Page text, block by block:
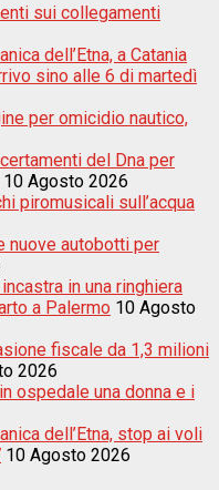
sui collegamenti
dell’Etna, a Catania
sino alle 6 di martedì
per omicidio nautico,
del Dna per
10 Agosto 2026
piromusicali sull’acqua
nuove autobotti per
in una ringhiera
a Palermo 10 Agosto
fiscale da 1,3 milioni
2026
ospedale una donna e i
dell’Etna, stop ai voli
10 Agosto 2026